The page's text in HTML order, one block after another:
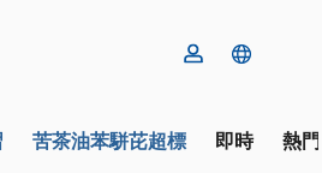
苦茶油苯駢芘超標 即時 熱